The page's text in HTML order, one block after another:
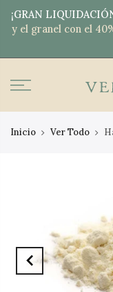
¡GRAN
y el granel con el
Inicio Ver Todo